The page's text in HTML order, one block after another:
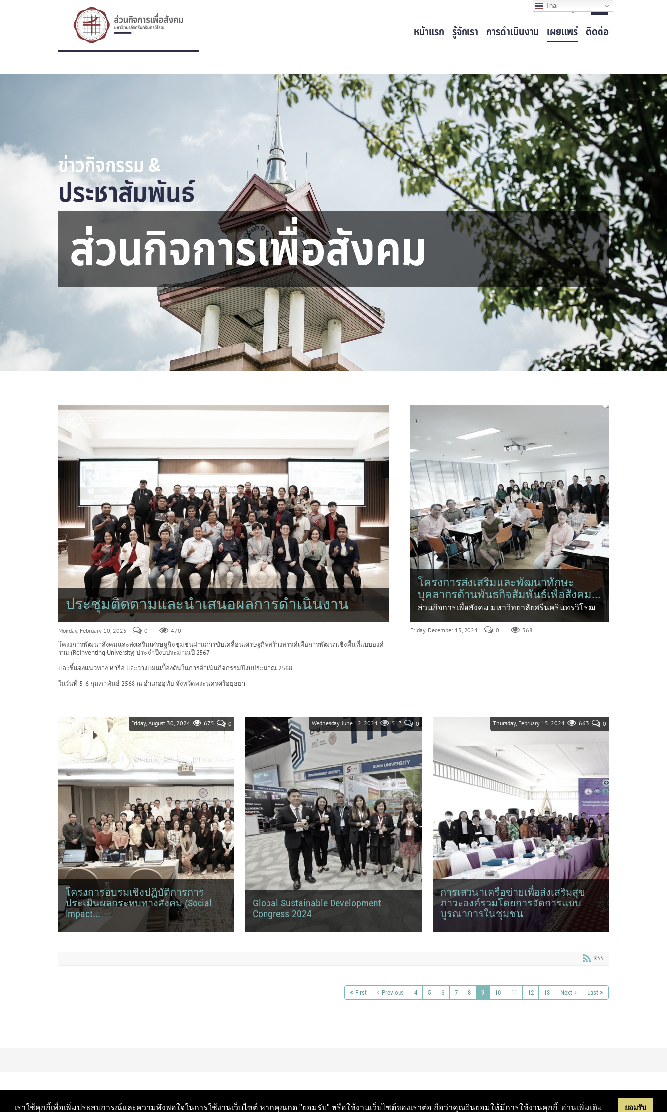
เราใช้คุกกี้เพื่อเพิ่มประสบการณ์และความพึงพอใจในการใช้งานเว็บไซต์ หากคุณกด "ยอมรับ" หรือใช้งานเว็บไซต์ของเราต่อ ถือว่าคุณยินยอมให้มีการใช้งานคุกกี้ อ่านเพิ่มเติม ยอมรับ
หน้าแรก รู้จักเรา การดำเนินงาน เผยแพร่ ติดต่อ
ข่าวกิจกรรม &
ประชาสัมพันธ์
ส่วนกิจการเพื่อสังคม
ประชุมติดตามและนำเสนอผลการดำเนินงาน
Monday, February 10, 2025 0 470
โครงการพัฒนาสังคมและส่งเสริมเศรษฐกิจชุมชนผ่านการขับเคลื่อนเศรษฐกิจสร้างสรรค์เพื่อการพัฒนาเชิงพื้นที่แบบองค์
รวม (Reinventing University) ประจำปีงบประมาณปี 2567
และชี้แจงแนวทาง หารือ และวางแผนเบื้องต้นในการดำเนินกิจกรรมปีงบประมาณ 2568
ในวันที่ 5-6 กุมภาพันธ์ 2568 ณ อำเภออุทัย จังหวัดพระนครศรีอยุธยา
โครงการส่งเสริมและพัฒนาทักษะ
บุคลากรด้านพันธกิจสัมพันธ์เพื่อสังคม...
ส่วนกิจการเพื่อสังคม มหาวิทยาลัยศรีนครินทรวิโรฒ
Friday, December 13, 2024 0 368
โครงการอบรมเชิงปฏิบัติการการ
ประเมินผลกระทบทางสังคม (Social
Impact...
จัดโครงการอบรมเชิงปฏิบัติการการประเมินผลกระทบทาง
Friday, August 30, 2024 0
675
Global Sustainable Development
Congress 2024
Wednesday, June 12, 2024 0
517
การเสวนาเครือข่ายเพื่อส่งเสริมสุข
ภาวะองค์รวมโดยการจัดการแบบ
บูรณาการในชุมชน
ส่วนกิจการเพื่อสังคม มหาวิทยาลัยศรีนครินทรวิโรฒ จัด
Thursday, February 15, 2024 0
663
RSS
First Previous 4 5 6 7 8 9 10 11 12 13 Next Last
Thai